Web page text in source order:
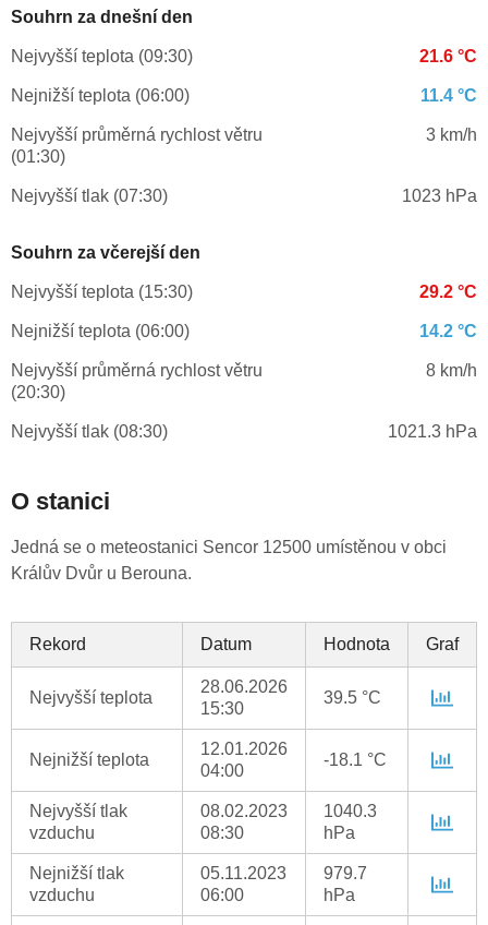
Souhrn za dnešní den
Nejvyšší teplota (09:30) 21.6 °C
Nejnižší teplota (06:00) 11.4 °C
Nejvyšší průměrná rychlost větru
(01:30)
3 km/h
Nejvyšší tlak (07:30) 1023 hPa
Souhrn za včerejší den
Nejvyšší teplota (15:30) 29.2 °C
Nejnižší teplota (06:00) 14.2 °C
Nejvyšší průměrná rychlost větru
(20:30)
8 km/h
Nejvyšší tlak (08:30) 1021.3 hPa
O stanici
Jedná se o meteostanici Sencor 12500 umístěnou v obci
Králův Dvůr u Berouna.
Rekord Datum Hodnota Graf
Nejvyšší teplota
28.06.2026
15:30
39.5 °C
Nejnižší teplota
12.01.2026
04:00
-18.1 °C
Nejvyšší tlak
vzduchu
08.02.2023
08:30
1040.3
hPa
Nejnižší tlak
vzduchu
05.11.2023
06:00
979.7
hPa